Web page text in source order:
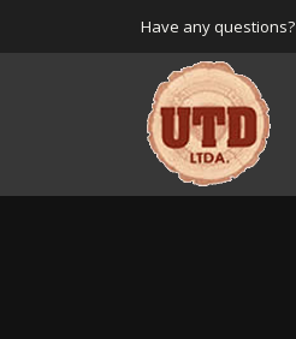
Have any questions?